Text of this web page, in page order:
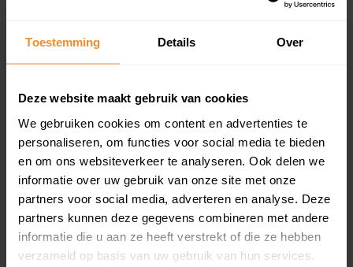
Toestemming Details Over
Deze website maakt gebruik van cookies
We gebruiken cookies om content en advertenties te
personaliseren, om functies voor social media te bieden
en om ons websiteverkeer te analyseren. Ook delen we
informatie over uw gebruik van onze site met onze
partners voor social media, adverteren en analyse. Deze
partners kunnen deze gegevens combineren met andere
informatie die u aan ze heeft verstrekt of die ze hebben
verzameld op basis van uw gebruik van hun services.
Bouwjaar